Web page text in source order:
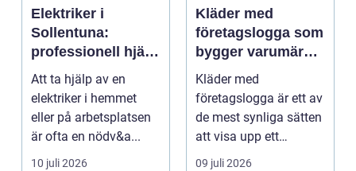
Elektriker i
Sollentuna:
professionell hjälp
när du behöver det
Att ta hjälp av en
elektriker i hemmet
eller på arbetsplatsen
är ofta en nödv&a...
10 juli 2026
Kläder med
företagslogga som
bygger varumärke
i vardagen
Kläder med
företagslogga är ett av
de mest synliga sätten
att visa upp ett
varum...
09 juli 2026